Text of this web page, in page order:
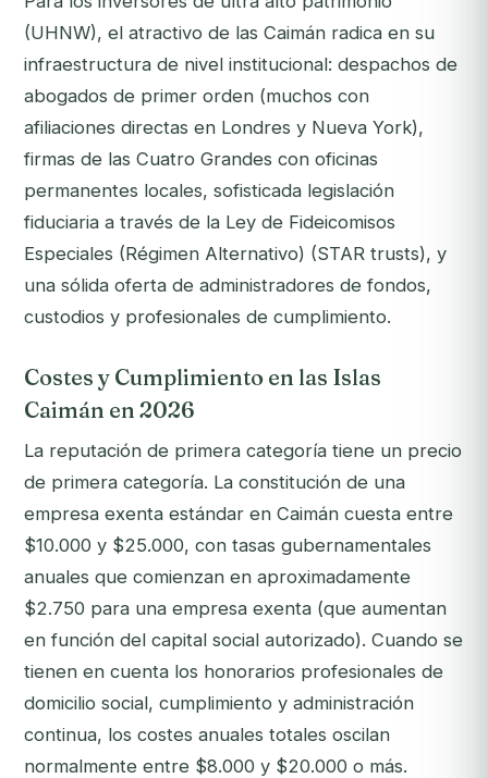
(UHNW), el atractivo de las Caimán radica en su
infraestructura de nivel institucional: despachos de
abogados de primer orden (muchos con
afiliaciones directas en Londres y Nueva York),
firmas de las Cuatro Grandes con oficinas
permanentes locales, sofisticada legislación
fiduciaria a través de la Ley de Fideicomisos
Especiales (Régimen Alternativo) (STAR trusts), y
una sólida oferta de administradores de fondos,
custodios y profesionales de cumplimiento.
Costes y Cumplimiento en las Islas
Caimán en 2026
La reputación de primera categoría tiene un precio
de primera categoría. La constitución de una
empresa exenta estándar en Caimán cuesta entre
$10.000 y $25.000, con tasas gubernamentales
anuales que comienzan en aproximadamente
$2.750 para una empresa exenta (que aumentan
en función del capital social autorizado). Cuando se
tienen en cuenta los honorarios profesionales de
domicilio social, cumplimiento y administración
continua, los costes anuales totales oscilan
normalmente entre $8.000 y $20.000 o más.